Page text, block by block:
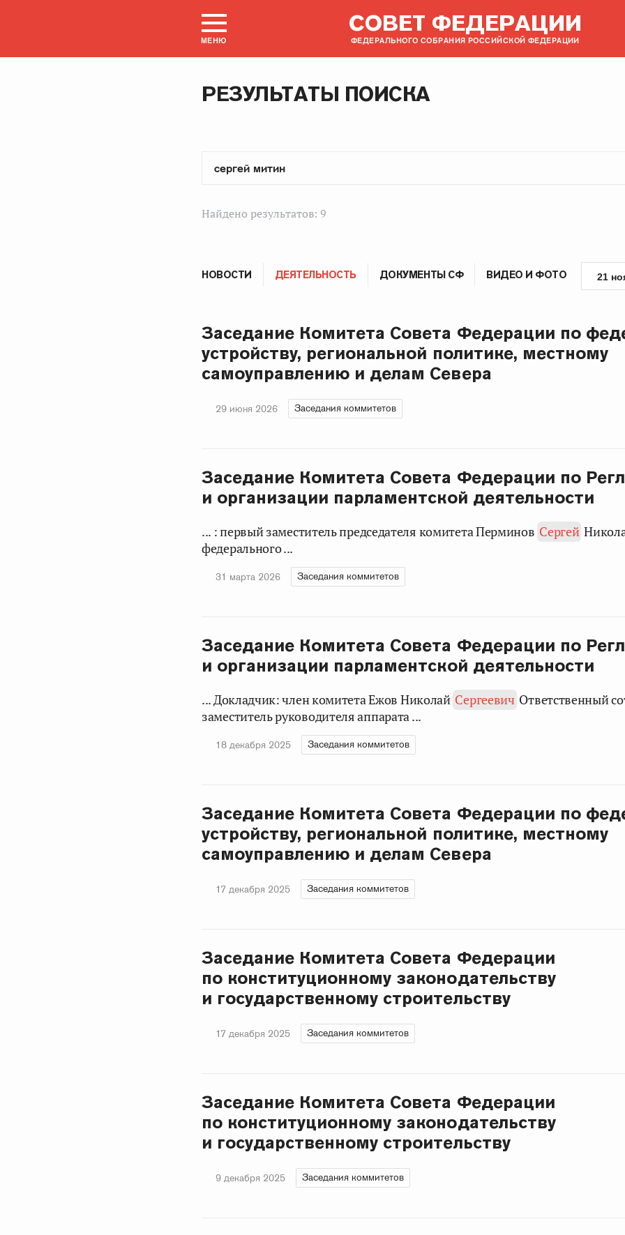
МЕНЮ
СОВЕТ ФЕДЕРАЦИИ
ФЕДЕРАЛЬНОГО СОБРАНИЯ РОССИЙСКОЙ ФЕДЕРАЦИИ
РЕЗУЛЬТАТЫ ПОИСКА
Найдено результатов: 9
НОВОСТИ ДЕЯТЕЛЬНОСТЬ ДОКУМЕНТЫ СФ ВИДЕО И ФОТО 21
Заседание Комитета Совета Федерации по
устройству, региональной политике, местному
самоуправлению и делам Севера
29 июня 2026 Заседания коммитетов
Заседание Комитета Совета Федерации по
и организации парламентской деятельности
... : первый заместитель председателя комитета Перминов Сергей
федерального ...
31 марта 2026 Заседания коммитетов
Заседание Комитета Совета Федерации по
и организации парламентской деятельности
... Докладчик: член комитета Ежов Николай Сергеевич Ответственный
заместитель руководителя аппарата ...
18 декабря 2025 Заседания коммитетов
Заседание Комитета Совета Федерации по
устройству, региональной политике, местному
самоуправлению и делам Севера
17 декабря 2025 Заседания коммитетов
Заседание Комитета Совета Федерации
по конституционному законодательству
и государственному строительству
17 декабря 2025 Заседания коммитетов
Заседание Комитета Совета Федерации
по конституционному законодательству
и государственному строительству
9 декабря 2025 Заседания коммитетов